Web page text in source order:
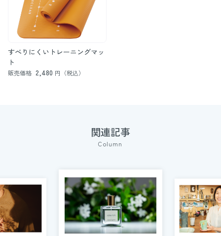
すべりにくいトレーニングマッ
ト
販売価格 2,480 円（税込）
関連記事
Column